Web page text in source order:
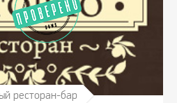
ресторан-бар